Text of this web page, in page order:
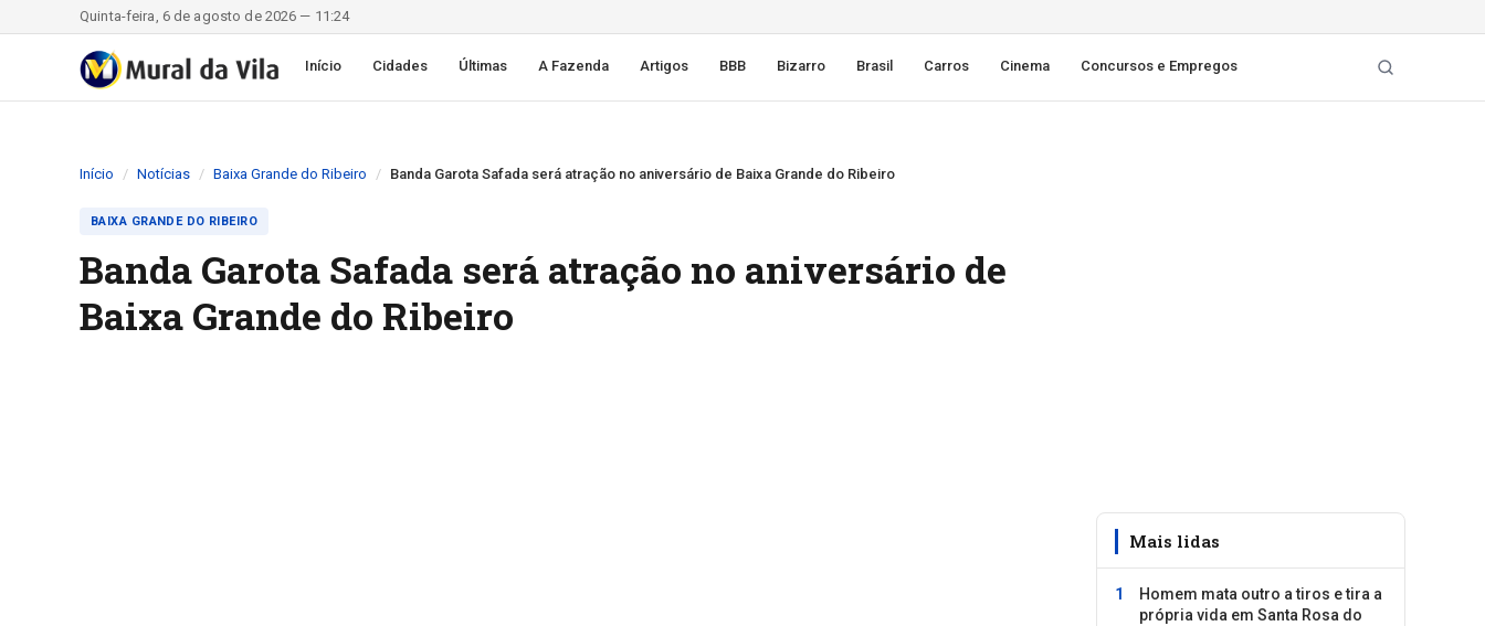
Quinta-feira, 6 de agosto de 2026 — 11:24
Início Cidades Últimas A Fazenda Artigos BBB Bizarro Brasil Carros Cinema Concursos e Empregos
Início Notícias Baixa Grande do Ribeiro Banda Garota Safada será atração no aniversário de Baixa Grande do Ribeiro
BAIXA GRANDE DO RIBEIRO
Banda Garota Safada será atração no aniversário de
Baixa Grande do Ribeiro
Mais lidas
Homem mata outro a tiros e tira a
própria vida em Santa Rosa do